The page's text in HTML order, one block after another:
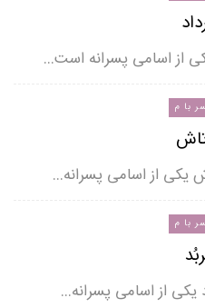
از اسامی پسرانه است…
با م
یکی از اسامی پسرانه…
با م
یکی از اسامی پسرانه…